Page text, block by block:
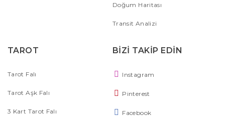
Doğum Haritası
Transit Analizi
TAROT
Tarot Falı
Tarot Aşk Falı
3 Kart Tarot Falı
BİZİ TAKİP EDİN
Instagram
Pinterest
Facebook